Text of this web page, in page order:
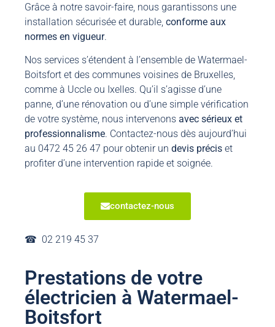
Grâce à notre savoir-faire, nous garantissons une
installation sécurisée et durable, conforme aux
normes en vigueur.
Nos services s’étendent à l’ensemble de Watermael-
Boitsfort et des communes voisines de Bruxelles,
comme à Uccle ou Ixelles. Qu’il s’agisse d’une
panne, d’une rénovation ou d’une simple vérification
de votre système, nous intervenons avec sérieux et
professionnalisme. Contactez-nous dès aujourd’hui
au 0472 45 26 47 pour obtenir un devis précis et
profiter d’une intervention rapide et soignée.
contactez-nous
☎︎ 02 219 45 37
Prestations de votre
électricien à Watermael-
Boitsfort